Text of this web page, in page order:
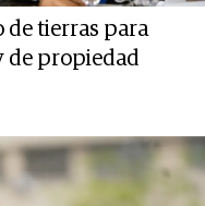
tierras para
de propiedad